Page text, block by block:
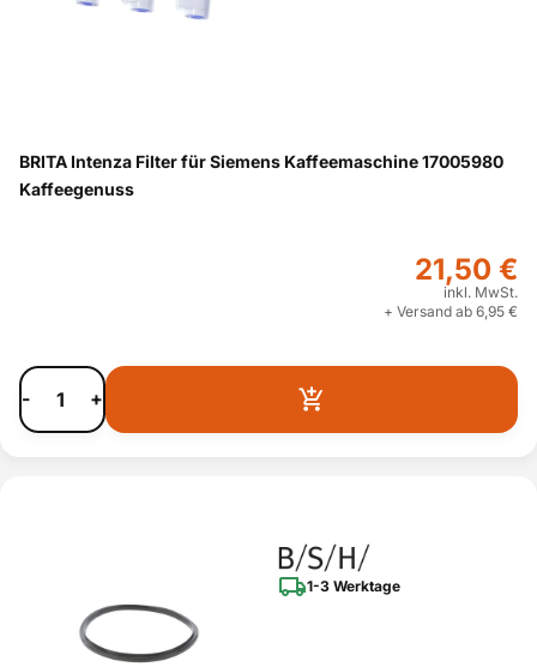
BRITA Intenza Filter für Siemens Kaffeemaschine 17005980
Kaffeegenuss
21,50 €
inkl. MwSt.
+ Versand ab 6,95 €
- +
1-3 Werktage